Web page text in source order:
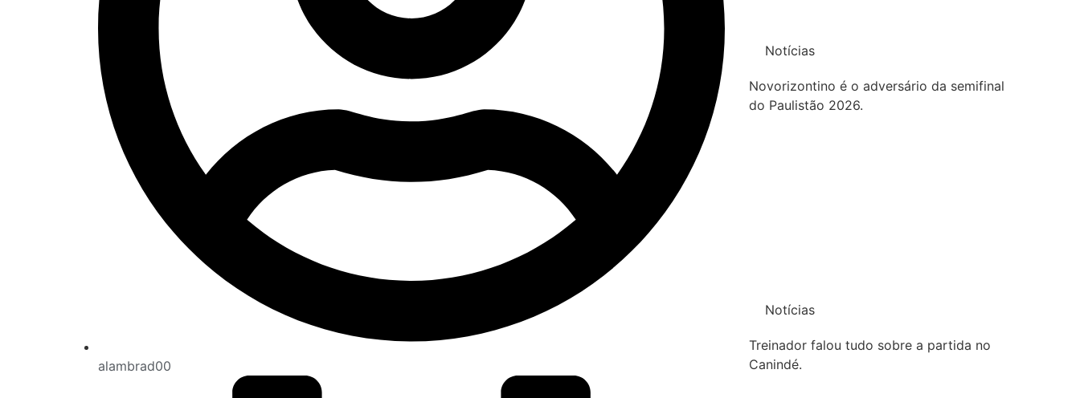
alambrad00
Notícias
Novorizontino é o adversário da semifinal
do Paulistão 2026.
Notícias
Treinador falou tudo sobre a partida no
Canindé.